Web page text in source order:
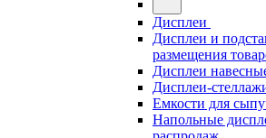
Дисплеи
Дисплеи и
размещения
Дисплеи
Дисплеи-
Емкости для
Напольные